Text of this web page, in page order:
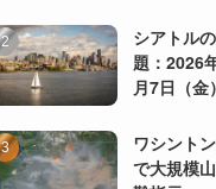
シアトル
題：2026
月7日（金）
ワシント
で大規模